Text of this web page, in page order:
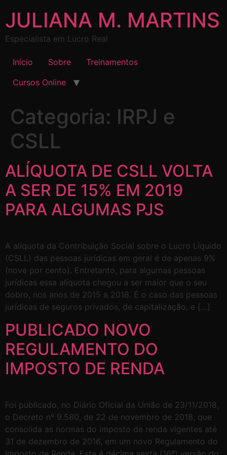
JULIANA M. MARTINS
Especialista em Lucro Real
Início Sobre
Treinamentos
Cursos Online
Categoria: IRPJ e
CSLL
ALÍQUOTA DE CSLL VOLTA
A SER DE 15% EM 2019
PARA ALGUMAS PJS
A alíquota da Contribuição Social sobre o Lucro Líquido
(CSLL) das pessoas jurídicas em geral é de apenas 9%
(nove por cento). Entretanto, para algumas pessoas
jurídicas essa alíquota chegou a ser maior que o seu
dobro, nos anos de 2015 a 2018. É o caso das pessoas
jurídicas de seguros privados, de capitalização, e […]
PUBLICADO NOVO
REGULAMENTO DO
IMPOSTO DE RENDA
Foi publicado, no Diário Oficial da União de 23/11/2018,
o Decreto nº 9.580, de 22 de novembro de 2018, que
consolida as normas do imposto de renda vigentes até
31 de dezembro de 2016, em um novo Regulamento do